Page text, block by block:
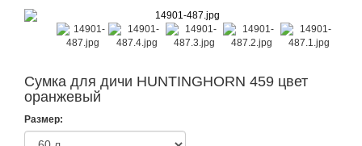
Сумка для дичи HUNTINGHORN 459 цвет
оранжевый
Размер: